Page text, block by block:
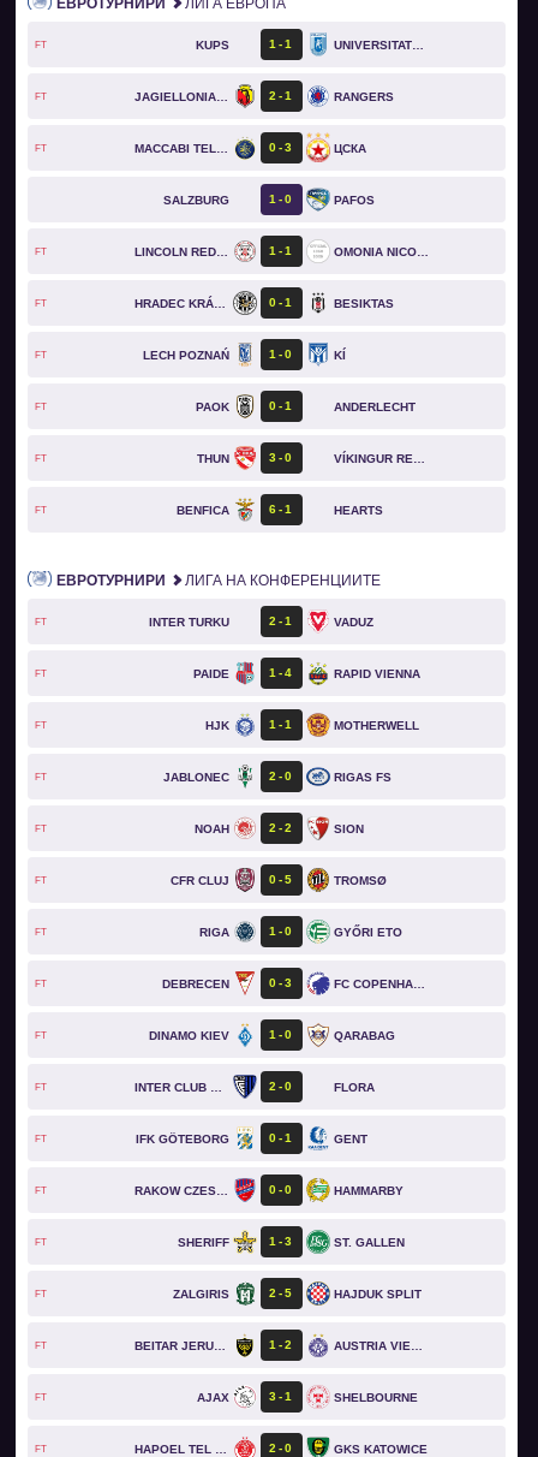
FT KUPS 1 1 UNIVERSITATEA CRAIOVA
FT JAGIELLONIA BIAŁYSTOK 2 1 RANGERS
FT 0 3 ЦСКА
SALZBURG 1 0 PAFOS
FT LINCOLN RED IMPS 1 1 OMONIA NICOSIA
FT HRADEC KRÁLOVÉ 0 1 BESIKTAS
FT LECH POZNAŃ 1 0 KÍ
FT PAOK 0 1 ANDERLECHT
FT THUN 3 0
FT BENFICA 6 1 HEARTS
ЕВРОТУРНИРИ ЛИГА НА КОНФЕРЕНЦИИТЕ
FT INTER TURKU 2 1 VADUZ
FT PAIDE 1 4 RAPID VIENNA
FT HJK 1 1 MOTHERWELL
FT JABLONEC 2 0 RIGAS FS
FT NOAH 2 2 SION
FT CFR CLUJ 0 5 TROMSØ
FT RIGA 1 0 GYŐRI ETO
FT DEBRECEN 0 3 FC COPENHAGEN
FT DINAMO KIEV 1 0 QARABAG
FT 2 0 FLORA
FT IFK GÖTEBORG 0 1 GENT
FT RAKOW CZESTOCHOWA 0 0 HAMMARBY
FT SHERIFF 1 3 ST. GALLEN
FT ZALGIRIS 2 5 HAJDUK SPLIT
FT BEITAR JERUSALEM 1 2
FT AJAX 3 1 SHELBOURNE
FT 2 0 GKS KATOWICE